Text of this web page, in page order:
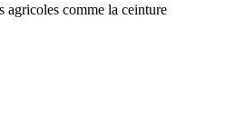
agricoles comme la ceinture